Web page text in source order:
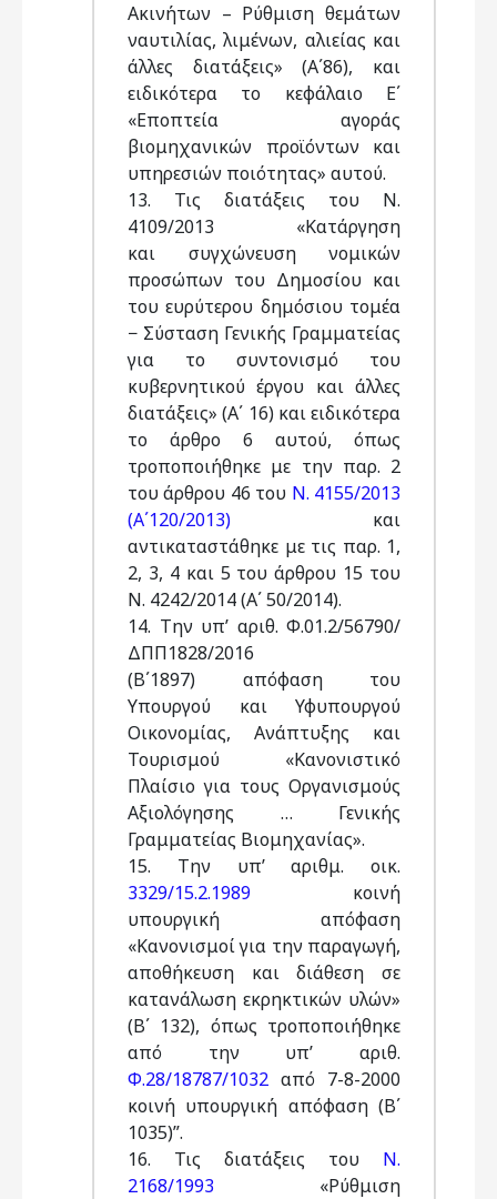
Ακινήτων – Ρύθμιση θεμάτων
ναυτιλίας, λιμένων, αλιείας και
άλλες διατάξεις» (Α΄86), και
ειδικότερα το κεφάλαιο Ε΄
«Εποπτεία αγοράς
βιομηχανικών προϊόντων και
υπηρεσιών ποιότητας» αυτού.
13. Τις διατάξεις του Ν.
4109/2013 «Κατάργηση
και συγχώνευση νομικών
προσώπων του Δημοσίου και
του ευρύτερου δημόσιου τομέα
− Σύσταση Γενικής Γραμματείας
για το συντονισμό του
κυβερνητικού έργου και άλλες
διατάξεις» (Α΄ 16) και ειδικότερα
το άρθρο 6 αυτού, όπως
τροποποιήθηκε με την παρ. 2
του άρθρου 46 του Ν. 4155/2013
(Α΄120/2013) και
αντικαταστάθηκε με τις παρ. 1,
2, 3, 4 και 5 του άρθρου 15 του
Ν. 4242/2014 (Α΄ 50/2014).
14. Την υπ’ αριθ. Φ.01.2/56790/
ΔΠΠ1828/2016
(Β΄1897) απόφαση του
Υπουργού και Υφυπουργού
Οικονομίας, Ανάπτυξης και
Τουρισμού «Κανονιστικό
Πλαίσιο για τους Οργανισμούς
Αξιολόγησης … Γενικής
Γραμματείας Βιομηχανίας».
15. Την υπ’ αριθμ. οικ.
3329/15.2.1989 κοινή
υπουργική απόφαση
«Κανονισμοί για την παραγωγή,
αποθήκευση και διάθεση σε
κατανάλωση εκρηκτικών υλών»
(Β΄ 132), όπως τροποποιήθηκε
από την υπ’ αριθ.
Φ.28/18787/1032 από 7-8-2000
κοινή υπουργική απόφαση (Β΄
1035)”.
16. Τις διατάξεις του Ν.
2168/1993 «Ρύθμιση